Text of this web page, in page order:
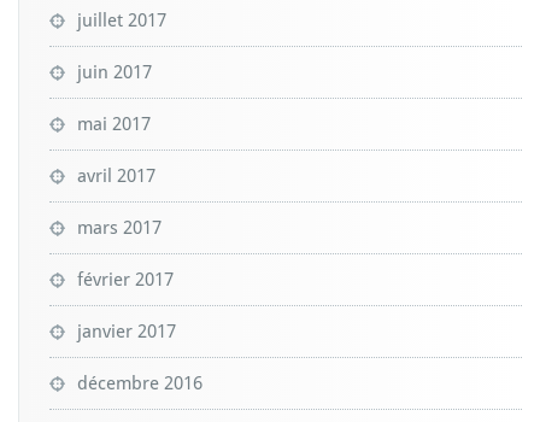
juillet 2017
juin 2017
mai 2017
avril 2017
mars 2017
février 2017
janvier 2017
décembre 2016